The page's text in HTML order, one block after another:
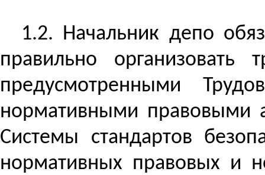
1.2. Начальник депо
правильно организовать
предусмотренными
нормативными правовыми
Системы стандартов
нормативных правовых и